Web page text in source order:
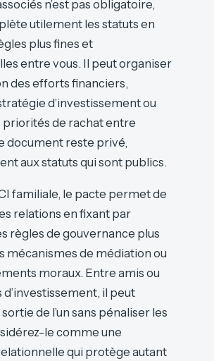
n’est pas obligatoire,
utilement les statuts en
plus fines et
entre vous. Il peut organiser
des efforts financiers,
d’investissement ou
priorités de rachat entre
document reste privé,
aux statuts qui sont publics.
familiale, le pacte permet de
relations en fixant par
règles de gouvernance plus
mécanismes de médiation ou
moraux. Entre amis ou
il peut
de l’un sans pénaliser les
le comme une
qui protège autant